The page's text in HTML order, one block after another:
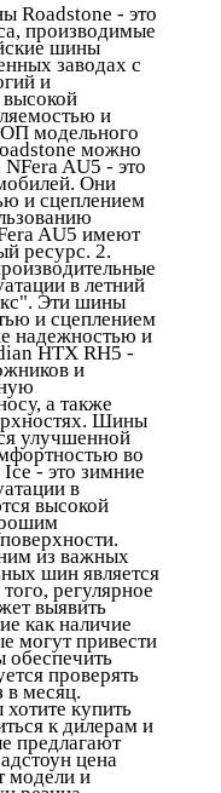
Roadstone - это
производимые
шины
заводах с
и
и
модельного
можно
AU5 - это
Они
и сцеплением
AU5 имеют
ресурс. 2.
в летний
Эти шины
и сцеплением
надежностью и
HTX RH5 -
и
а также
Шины
улучшенной
во
- это зимние
в
высокой
из важных
шин является
регулярное
выявить
как наличие
могут привести
обеспечить
проверять
в месяц.
купить
к дилерам и
предлагают
цена
модели и